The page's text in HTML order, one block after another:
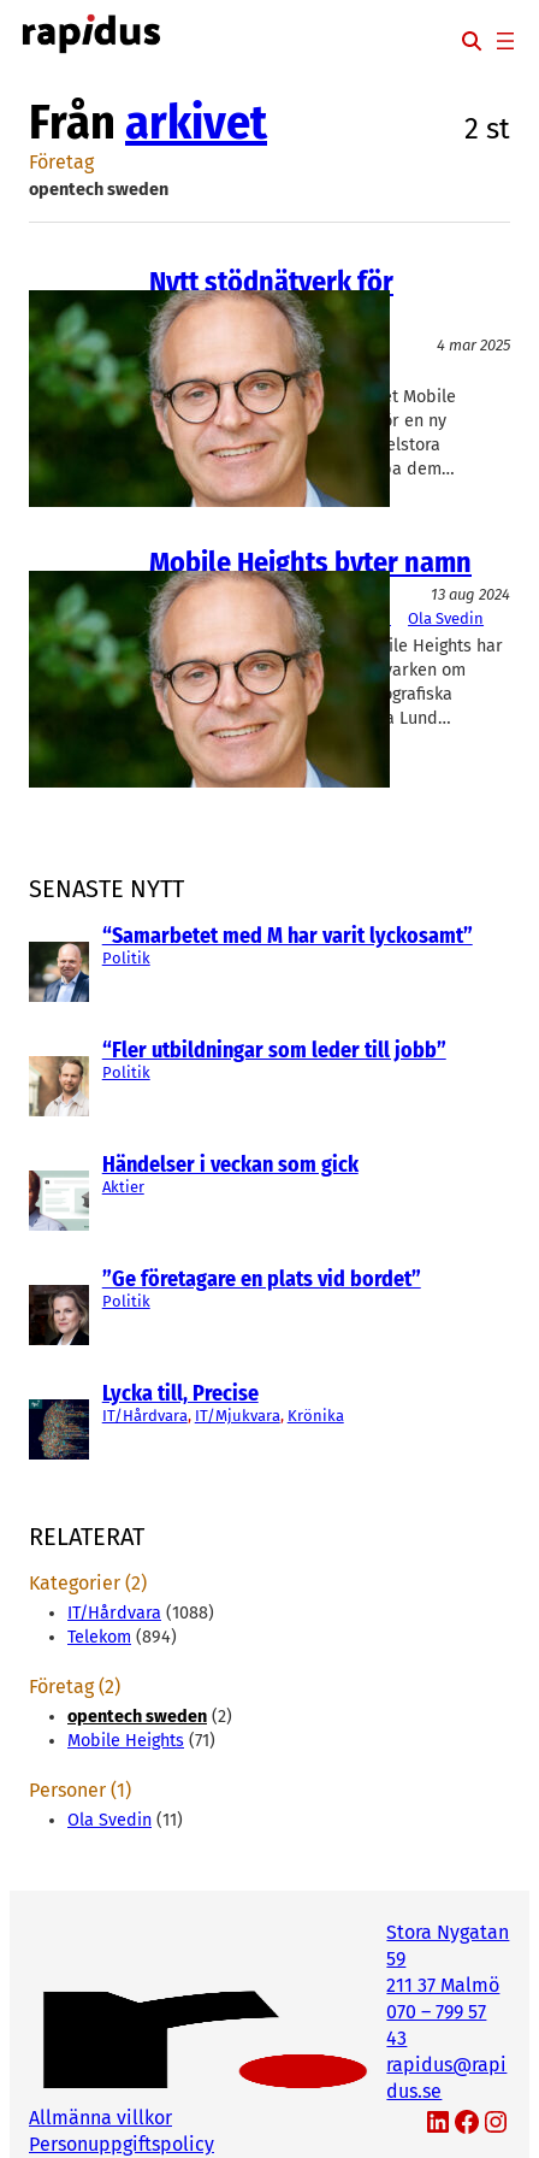
Hoppa
till
SENASTE NYTT
“Samarbetet med M har varit lyckosamt”
Politik
“Fler utbildningar som leder till jobb”
Politik
Händelser i veckan som gick
Aktier
”Ge företagare en plats vid bordet”
Politik
Lycka till, Precise
IT/Hårdvara, IT/Mjukvara, Krönika
Från arkivet 2 st
Företag
opentech sweden
Nytt stödnätverk för
elekronikföretag
IT/Hårdvara
4 mar 2025
opentech sweden
Ola Svedin
Opentech, tidigare med namnet Mobile
Heights, i Lund går i spetsen för en ny
stödsatsning för små och medelstora
elektronikföretag. – Vi vill hjälpa dem…
Mobile Heights byter namn
Telekom
13 aug 2024
Mobile Heights
opentech sweden Ola Svedin
Namnet för teknikklustret Mobile Heights har
spelat ut sin roll. Det handlar varken om
mobilindustri eller om den geografiska
anspelningen på höjden i norra Lund…
RELATERAT
Kategorier (2)
IT/Hårdvara (1088)
Telekom (894)
Företag (2)
opentech sweden (2)
Mobile Heights (71)
Personer (1)
Ola Svedin (11)
Stora Nygatan
59
211 37 Malmö
070 – 799 57
43
rapidus@rapi
dus.se
Allmänna villkor
Personuppgiftspolicy
LinkedIn Facebook Instagram